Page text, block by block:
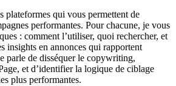
plateformes qui vous permettent de
performantes. Pour chacune, je vous
: comment l’utiliser, quoi rechercher, et
insights en annonces qui rapportent
parle de disséquer le copywriting,
et d’identifier la logique de ciblage
plus performantes.